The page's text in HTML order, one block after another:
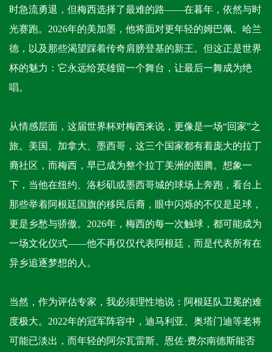
时急流勇退，但梅西选择了最难的路——在暮年，依然与时
光赛跑。2026年的美加墨，他将面对更年轻的姆巴佩、哈兰
德，以及那些渴望踩着传奇肩膀登基的新王。但这正是世界
杯的魅力：它永远给英雄留一个舞台，让最后一舞成为绝
唱。
从情感层面，这届世界杯对梅西来说，更像是一场“回家”之
旅。美国、加拿大、墨西哥，这三个国家都有着庞大的拉丁
裔社区，而梅西，早已成为整个拉丁美洲的图腾。想象一
下，当他在纽约、洛杉矶或墨西哥城的球场上奔跑，看台上
那些举着阿根廷国旗的移民后裔，眼中闪烁的不仅是足球，
更是乡愁与骄傲。2026年，梅西的每一次触球，都可能成为
一场文化仪式——他不再仅仅代表阿根廷，而是代表所有在
异乡追逐梦想的人。
当然，作为评估专家，我必须理性地说：阿根廷队卫冕的难
度极大。2022年的冠军阵容中，迪马利亚、奥塔门迪等老将
可能已淡出，而年轻的阿尔瓦雷斯、恩佐·费尔南德斯能否